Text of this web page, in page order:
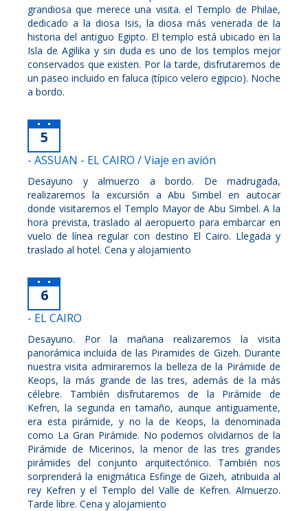
grandiosa que merece una visita. el Templo de Philae,
dedicado a la diosa Isis, la diosa más venerada de la
historia del antiguo Egipto. El templo está ubicado en la
Isla de Agilika y sin duda es uno de los templos mejor
conservados que existen. Por la tarde, disfrutaremos de
un paseo incluido en faluca (típico velero egipcio). Noche
a bordo.
5
- ASSUAN - EL CAIRO / Viaje en avión
Desayuno y almuerzo a bordo. De madrugada,
realizaremos la excursión a Abu Simbel en autocar
donde visitaremos el Templo Mayor de Abu Simbel. A la
hora prevista, traslado al aeropuerto para embarcar en
vuelo de línea regular con destino El Cairo. Llegada y
traslado al hotel. Cena y alojamiento
6
- EL CAIRO
Desayuno. Por la mañana realizaremos la visita
panorámica incluida de las Piramides de Gizeh. Durante
nuestra visita admiraremos la belleza de la Pirámide de
Keops, la más grande de las tres, además de la más
célebre. También disfrutaremos de la Pirámide de
Kefren, la segunda en tamaño, aunque antiguamente,
era esta pirámide, y no la de Keops, la denominada
como La Gran Pirámide. No podemos olvidarnos de la
Pirámide de Micerinos, la menor de las tres grandes
pirámides del conjunto arquitectónico. También nos
sorprenderá la enigmática Esfinge de Gizeh, atribuida al
rey Kefren y el Templo del Valle de Kefren. Almuerzo.
Tarde libre. Cena y alojamiento